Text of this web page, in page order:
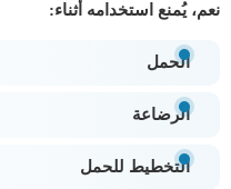
نعم، يُمنع استخدامه أثناء:
الحمل
الرضاعة
التخطيط للحمل